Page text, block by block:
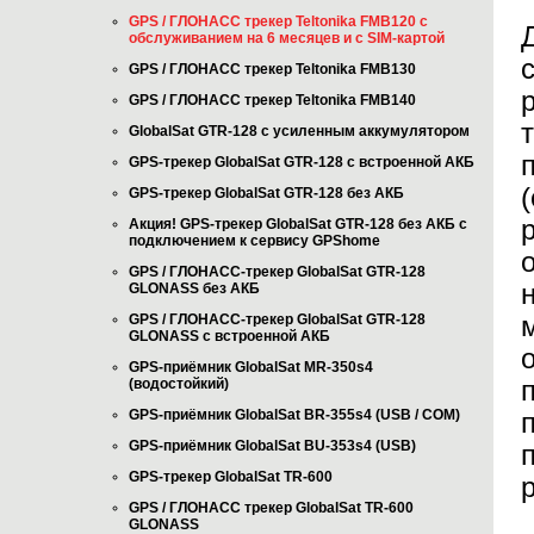
GPS / ГЛОНАСС трекер Teltonika FMB120 с
обслуживанием на 6 месяцев и с SIM-картой
GPS / ГЛОНАСС трекер Teltonika FMB130
GPS / ГЛОНАСС трекер Teltonika FMB140
GlobalSat GTR-128 с усиленным аккумулятором
GPS-трекер GlobalSat GTR-128 с встроенной АКБ
GPS-трекер GlobalSat GTR-128 без АКБ
Акция! GPS-трекер GlobalSat GTR-128 без АКБ с
подключением к сервису GPShome
GPS / ГЛОНАСС-трекер GlobalSat GTR-128
GLONASS без АКБ
GPS / ГЛОНАСС-трекер GlobalSat GTR-128
GLONASS с встроенной АКБ
GPS-приёмник GlobalSat MR-350s4
(водостойкий)
GPS-приёмник GlobalSat BR-355s4 (USB / COM)
GPS-приёмник GlobalSat BU-353s4 (USB)
GPS-трекер GlobalSat TR-600
GPS / ГЛОНАСС трекер GlobalSat TR-600
GLONASS